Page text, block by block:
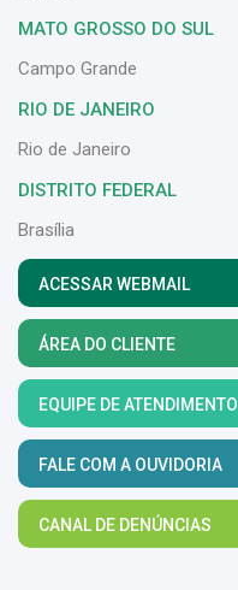
MATO GROSSO DO SUL
Campo Grande
RIO DE JANEIRO
Rio de Janeiro
DISTRITO FEDERAL
Brasília
ACESSAR WEBMAIL
ÁREA DO CLIENTE
EQUIPE DE ATENDIMENTO
FALE COM A OUVIDORIA
CANAL DE DENÚNCIAS